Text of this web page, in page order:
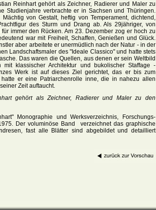
Reinhart gehört als Zeichner, Radierer und Maler zu
Studienjahre verbrachte er in Sachsen und Thüringen.
von Gestalt, heftig von Temperament, dichtend,
des Sturm und Drang ab. Als 29jähriger, von
immer den Rücken. Am 23. Dezember zog er hoch zu
war mit Freiheit, Schaffen, Genießen und Glück.
aber arbeitete er unermüdlich nach der Natur - in der
Landschaftsmaler des "Ideale Classico" und hatte stets
Das waren die Quellen, aus denen er sein Weltbild
klassischer Architektur und bukolischer Staffage -
Werk ist auf dieses Ziel gerichtet, das er bis zum
er eine Patriarchenrolle inne, die in nahezu allen
Zeit auftaucht.
gehört als Zeichner, Radierer und Maler zu den
Monographie und Werksverzeichnis, Forschungs-
Der voluminöse Band verzeichnet das graphische
fast alle Blätter sind abgebildet und detailliert